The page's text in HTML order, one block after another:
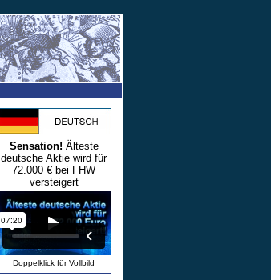
Sensation! Älteste
deutsche Aktie wird für
72.000 € bei FHW
versteigert
Doppelklick für Vollbild